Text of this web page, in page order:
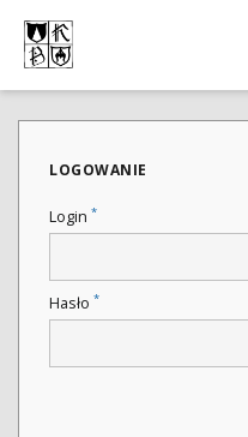
LOGOWANIE
Login *
Hasło *